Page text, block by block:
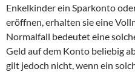
Enkelkinder ein Sparkonto
eröffnen, erhalten sie eine
Normalfall bedeutet eine
Geld auf dem Konto beliebig
gilt jedoch nicht, wenn ein